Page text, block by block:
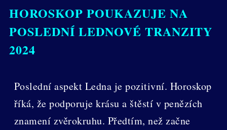
HOROSKOP POUKAZUJE NA
POSLEDNÍ LEDNOVÉ TRANZITY
2024
Poslední aspekt Ledna je pozitivní. Horoskop
říká, že podporuje krásu a štěstí v penězích
znamení zvěrokruhu. Předtím, než začne